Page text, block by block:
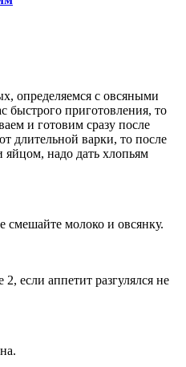
определяемся с овсяными
быстрого приготовления, то
и готовим сразу после
длительной варки, то после
надо дать хлопьям
смешайте молоко и овсянку.
если аппетит разгулялся не